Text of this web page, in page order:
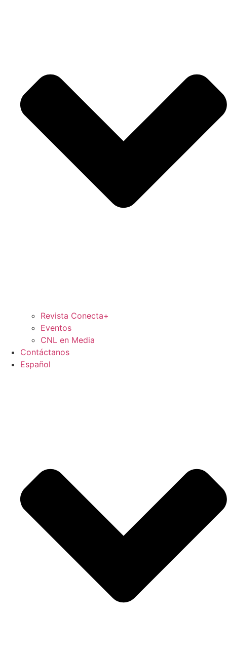
Revista Conecta+
Eventos
CNL en Media
Contáctanos
Español